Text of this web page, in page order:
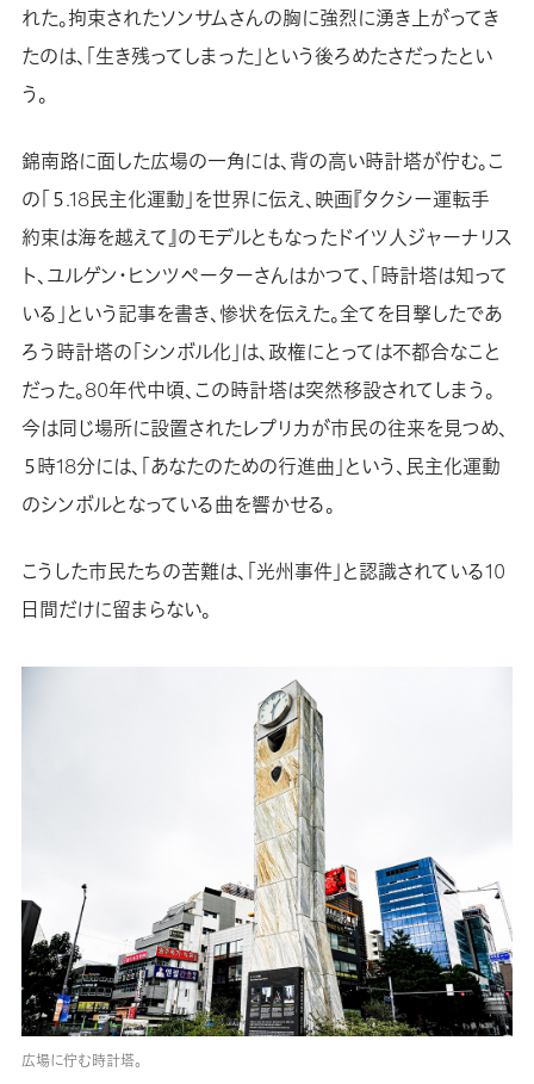
れた。拘束されたソンサムさんの胸に強烈に湧き上がってき
たのは、「生き残ってしまった」という後ろめたさだったとい
う。
錦南路に面した広場の一角には、背の高い時計塔が佇む。こ
の「５.18民主化運動」を世界に伝え、映画『タクシー運転手
約束は海を越えて』のモデルともなったドイツ人ジャーナリス
ト、ユルゲン・ヒンツペーターさんはかつて、「時計塔は知って
いる」という記事を書き、惨状を伝えた。全てを目撃したであ
ろう時計塔の「シンボル化」は、政権にとっては不都合なこと
だった。80年代中頃、この時計塔は突然移設されてしまう。
今は同じ場所に設置されたレプリカが市民の往来を見つめ、
５時18分には、「あなたのための行進曲」という、民主化運動
のシンボルとなっている曲を響かせる。
こうした市民たちの苦難は、「光州事件」と認識されている10
日間だけに留まらない。
広場に佇む時計塔。